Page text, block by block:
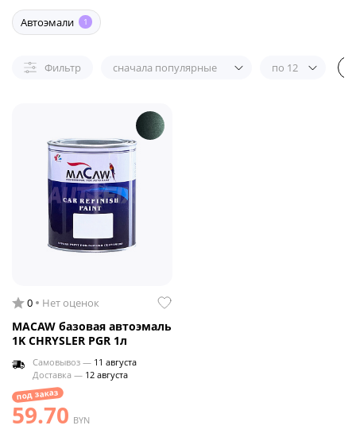
Автоэмали 1
Фильтр сначала популярные по 12
0 Нет оценок
MACAW базовая автоэмаль
1K CHRYSLER PGR 1л
Самовывоз — 11 августа
Доставка — 12 августа
под заказ
59.70 BYN